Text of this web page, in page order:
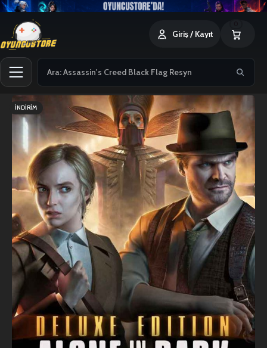
Giriş / Kayıt
İNDIRIM